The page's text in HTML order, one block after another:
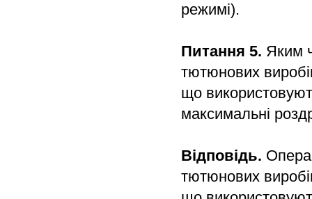
режимі).
Питання 5. Яким
тютюнових
що
максимальні
Відповідь.
тютюнових